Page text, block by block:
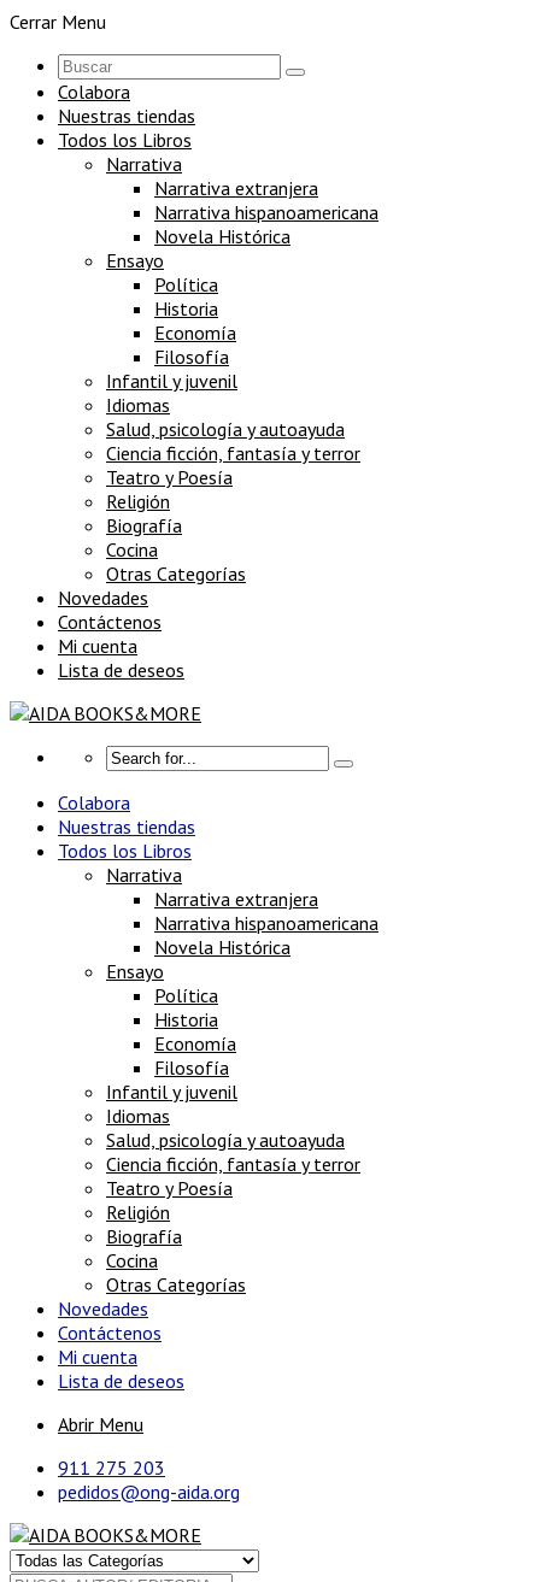
Cerrar Menu
Colabora
Nuestras tiendas
Todos los Libros
Narrativa
Narrativa extranjera
Narrativa hispanoamericana
Novela Histórica
Ensayo
Política
Historia
Economía
Filosofía
Infantil y juvenil
Idiomas
Salud, psicología y autoayuda
Ciencia ficción, fantasía y terror
Teatro y Poesía
Religión
Biografía
Cocina
Otras Categorías
Novedades
Contáctenos
Mi cuenta
Lista de deseos
Colabora
Nuestras tiendas
Todos los Libros
Narrativa
Narrativa extranjera
Narrativa hispanoamericana
Novela Histórica
Ensayo
Política
Historia
Economía
Filosofía
Infantil y juvenil
Idiomas
Salud, psicología y autoayuda
Ciencia ficción, fantasía y terror
Teatro y Poesía
Religión
Biografía
Cocina
Otras Categorías
Novedades
Contáctenos
Mi cuenta
Lista de deseos
Abrir Menu
911 275 203
pedidos@ong-aida.org
Buscar